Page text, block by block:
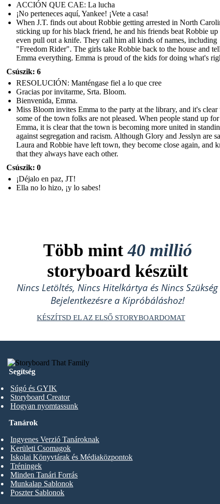
ACCIÓN QUE CAE: La lucha
¡No perteneces aquí, Yankee! ¡Vete a casa!
When J.T. finds out about Robbie getting arrested in North
sticking up for his black friend, he and his friends beat Robbie up
even pull out a knife. They call him all kinds of names, including
"Freedom Rider". The girls take Robbie back to the house and
Emma everything. Emma is proud of the kids for doing what's
Csúszik: 6
RESOLUCIÓN: Manténgase fiel a lo que cree
Gracias por invitarme, Srta. Bloom.
Bienvenida, Emma.
Miss Bloom invites Emma to the party at the library, and it's clear
some of the town folks are not pleased. When people stand up for
Emma, it is clear that the town is becoming more united in
against segregation and racism. Although Glory and Jesslyn are
Laura and Robbie have left town, they become close again, and
that they always have each other.
Csúszik: 0
¡Déjalo en paz, JT!
Ella no lo hizo, ¡y lo sabes!
Több mint40 millió
storyboard készült
Nincs Letöltés, Nincs Hitelkártya és Nincs Szükség
Bejelentkezésre a Kipróbáláshoz!
KÉSZÍTSD EL AZ ELSŐ STORYBOARDOMAT
Segítség
Súgó és GYIK
Storyboard Creator
Hogyan nyomtassunk
Tanárok
Ingyenes Verzió Tanároknak
Kerületi Csomagok
Iskolai Könyvtárak és Médiaközpontok
Tréningek
Minden Tanári Forrás
Munkalap Sablonok
Poszter Sablonok